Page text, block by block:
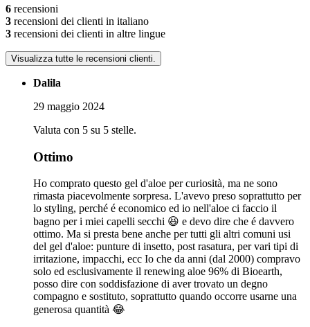
6 recensioni
3 recensioni dei clienti in italiano
3 recensioni dei clienti in altre lingue
Visualizza tutte le recensioni clienti.
Dalila
29 maggio 2024
Valuta con 5 su 5 stelle.
Ottimo
Ho comprato questo gel d'aloe per curiosità, ma ne sono
rimasta piacevolmente sorpresa. L'avevo preso soprattutto per
lo styling, perché é economico ed io nell'aloe ci faccio il
bagno per i miei capelli secchi 😆 e devo dire che é davvero
ottimo. Ma si presta bene anche per tutti gli altri comuni usi
del gel d'aloe: punture di insetto, post rasatura, per vari tipi di
irritazione, impacchi, ecc Io che da anni (dal 2000) compravo
solo ed esclusivamente il renewing aloe 96% di Bioearth,
posso dire con soddisfazione di aver trovato un degno
compagno e sostituto, soprattutto quando occorre usarne una
generosa quantità 😂